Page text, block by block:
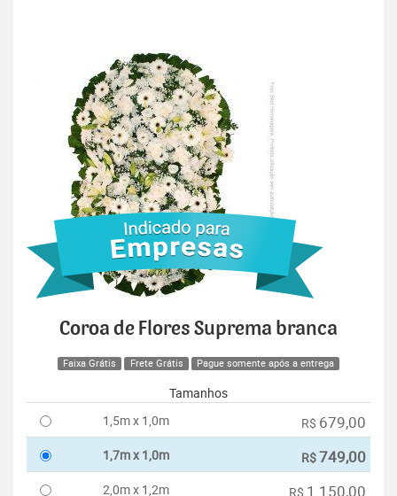
Coroa de Flores Suprema branca
Faixa Grátis Frete Grátis Pague somente após a entrega
Tamanhos
1,5m x 1,0m
R$ 679,00
1,7m x 1,0m R$749,00
2,0m x 1,2m R$ 1.150,00